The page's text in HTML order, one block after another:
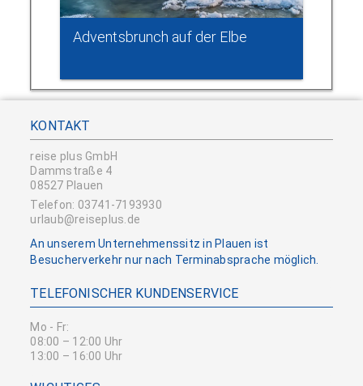
Adventsbrunch auf der Elbe
KONTAKT
reise plus GmbH
Dammstraße 4
08527 Plauen
Telefon: 03741-7193930
urlaub@reiseplus.de
An unserem Unternehmenssitz in Plauen ist
Besucherverkehr nur nach Terminabsprache möglich.
TELEFONISCHER KUNDENSERVICE
Mo - Fr:
08:00 – 12:00 Uhr
13:00 – 16:00 Uhr